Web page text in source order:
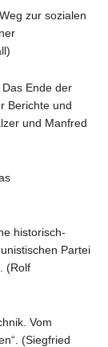
zur sozialen
Ende der
Berichte und
und Manfred
historisch-
Partei
(Rolf
Vom
(Siegfried